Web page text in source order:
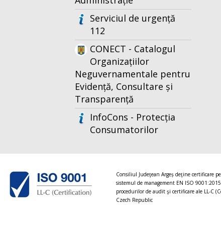
Serviciul de urgență
112
CONECT - Catalogul
Organizațiilor
Neguvernamentale pentru
Evidență, Consultare și
Transparență
InfoCons - Protecția
Consumatorilor
Consiliul Judeţean Argeș deţine certificare
sistemul de management EN ISO
procedurilor de audit şi certificare ale LL-C
Czech Republic